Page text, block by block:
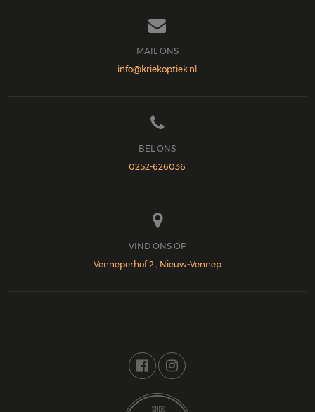

MAIL ONS
info@kriekoptiek.nl

BEL ONS
0252-626036

VIND ONS OP
Venneperhof 2 , Nieuw-Vennep
 